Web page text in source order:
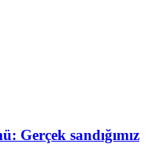
Gerçek sandığımız